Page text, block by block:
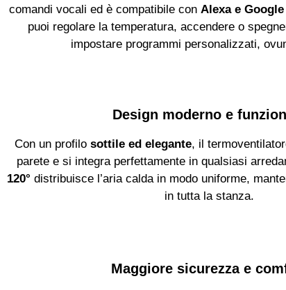
comandi vocali ed è compatibile con Alexa e
puoi regolare la temperatura, accendere o
impostare programmi personalizzati,
Design moderno e
Con un profilo sottile ed elegante, il
parete e si integra perfettamente in qualsiasi
120° distribuisce l’aria calda in modo uniforme,
in tutta la stanza.
Maggiore sicurezza e